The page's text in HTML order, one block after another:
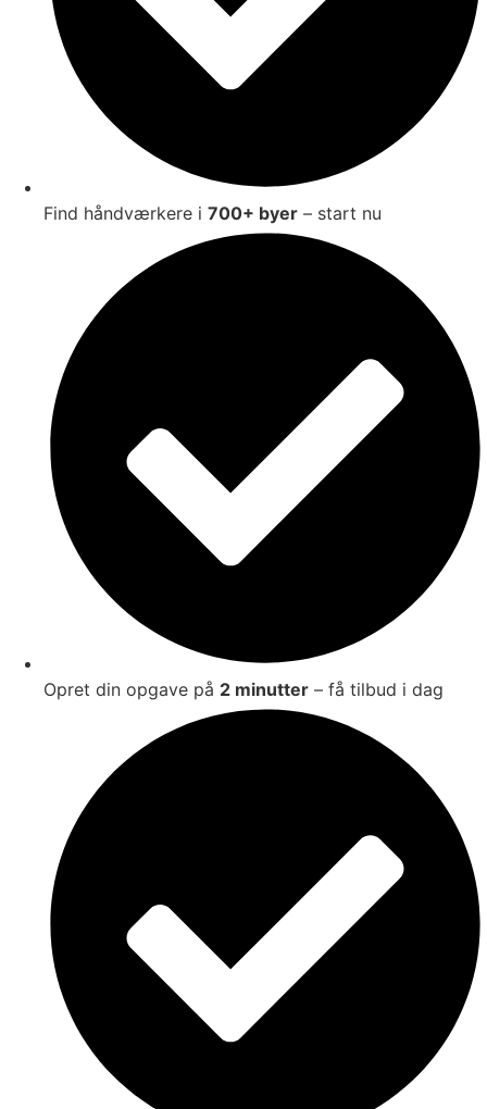
Find håndværkere i 700+ byer – start nu
Opret din opgave på 2 minutter – få tilbud i dag